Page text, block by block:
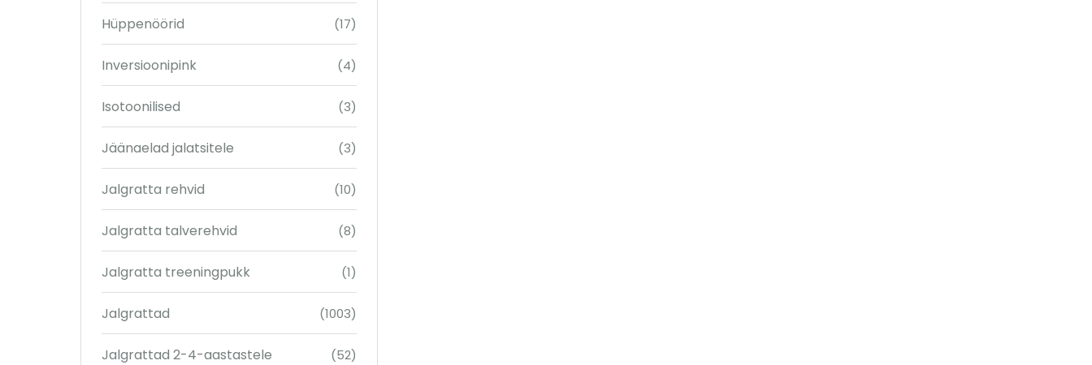
Hüppenöörid (17)
Inversioonipink (4)
Isotoonilised (3)
Jäänaelad jalatsitele (3)
Jalgratta rehvid (10)
Jalgratta talverehvid (8)
Jalgratta treeningpukk (1)
Jalgrattad (1003)
Jalgrattad 2-4-aastastele (52)